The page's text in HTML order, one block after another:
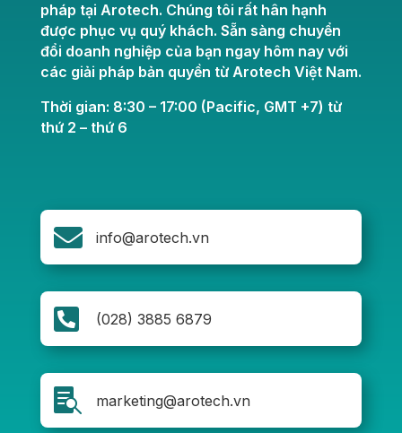
pháp tại Arotech. Chúng tôi rất hân hạnh
được phục vụ quý khách. Sẵn sàng chuyển
đổi doanh nghiệp của bạn ngay hôm nay với
các giải pháp bản quyền từ Arotech Việt Nam.
Thời gian: 8:30 – 17:00 (Pacific, GMT +7) từ
thứ 2 – thứ 6
 info@arotech.vn
 (028) 3885 6879
 marketing@arotech.vn